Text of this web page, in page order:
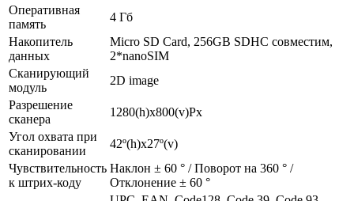
Оперативная
память
4 Гб
Накопитель
данных
Micro SD Card, 256GB SDHC совместим,
2*nanoSIM
Сканирующий
модуль
2D image
Разрешение
сканера
1280(h)х800(v)Px
Угол охвата при
сканировании
42º(h)x27º(v)
Чувствительность
к штрих-коду
Наклон ± 60 ° / Поворот на 360 ° /
Отклонение ± 60 °